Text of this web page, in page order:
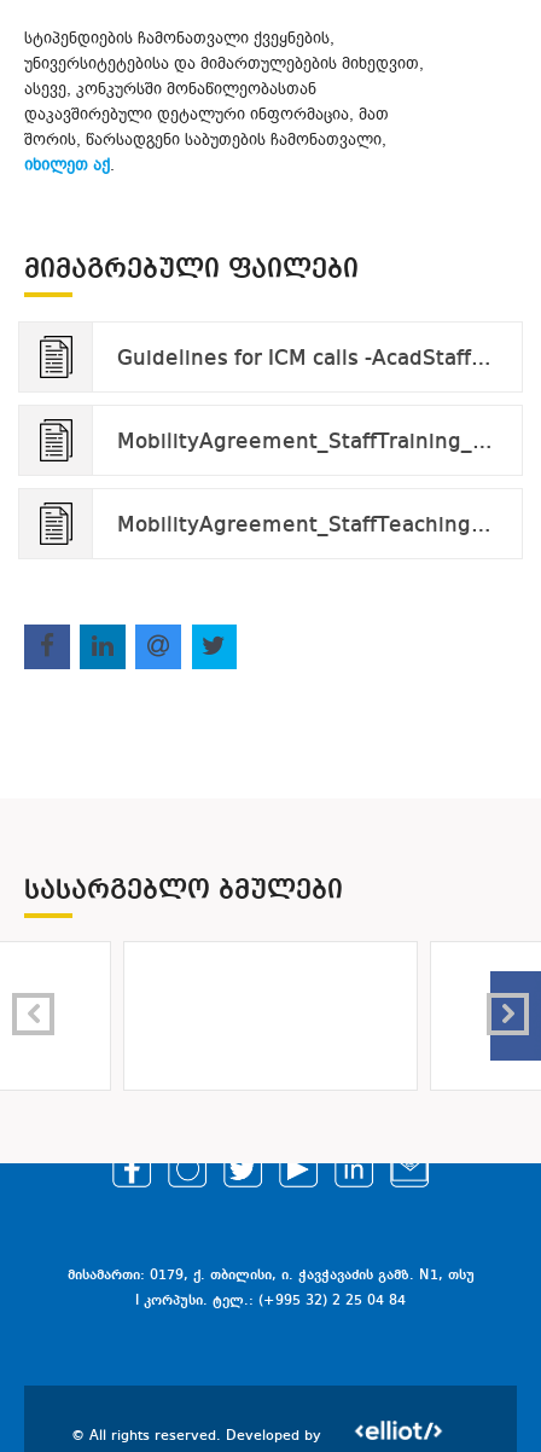
სტიპენდიების ჩამონათვალი ქვეყნების,
უნივერსიტეტებისა და მიმართულებების მიხედვით,
ასევე, კონკურსში მონაწილეობასთან
დაკავშირებული დეტალური ინფორმაცია, მათ
შორის, წარსადგენი საბუთების ჩამონათვალი,
იხილეთ აქ.
ᲛᲘᲛᲐᲒᲠᲔᲑᲣᲚᲘ ᲤᲐᲘᲚᲔᲑᲘ
Guidelines for ICM calls -AcadStaff_v.2023.docx.pdf
MobilityAgreement_StaffTraining_tobefilled v10.22.docx
MobilityAgreement_StaffTeaching_2023-2024.docx
ᲡᲐᲡᲐᲠᲒᲔᲑᲚᲝ ᲑᲛᲣᲚᲔᲑᲘ
მისამართი: 0179, ქ. თბილისი, ი. ჭავჭავაძის გამზ. N1, თსუ
I კორპუსი. ტელ.: (+995 32) 2 25 04 84
© All rights reserved. Developed by